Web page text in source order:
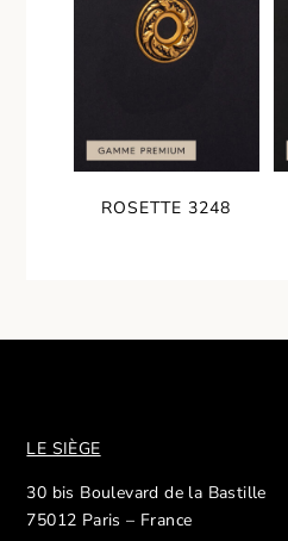
ROSETTE 3248
LE SIÈGE
30 bis Boulevard de la Bastille
75012 Paris – France